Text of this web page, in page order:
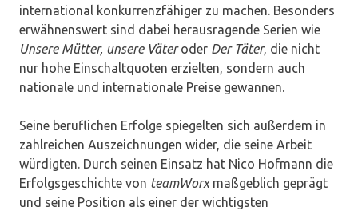
international konkurrenzfähiger zu machen. Besonders
erwähnenswert sind dabei herausragende Serien wie
Unsere Mütter, unsere Väteroder Der Täter, die nicht
nur hohe Einschaltquoten erzielten, sondern auch
nationale und internationale Preise gewannen.
Seine beruflichen Erfolge spiegelten sich außerdem in
zahlreichen Auszeichnungen wider, die seine Arbeit
würdigten. Durch seinen Einsatz hat Nico Hofmann die
Erfolgsgeschichte von teamWorxmaßgeblich geprägt
und seine Position als einer der wichtigsten